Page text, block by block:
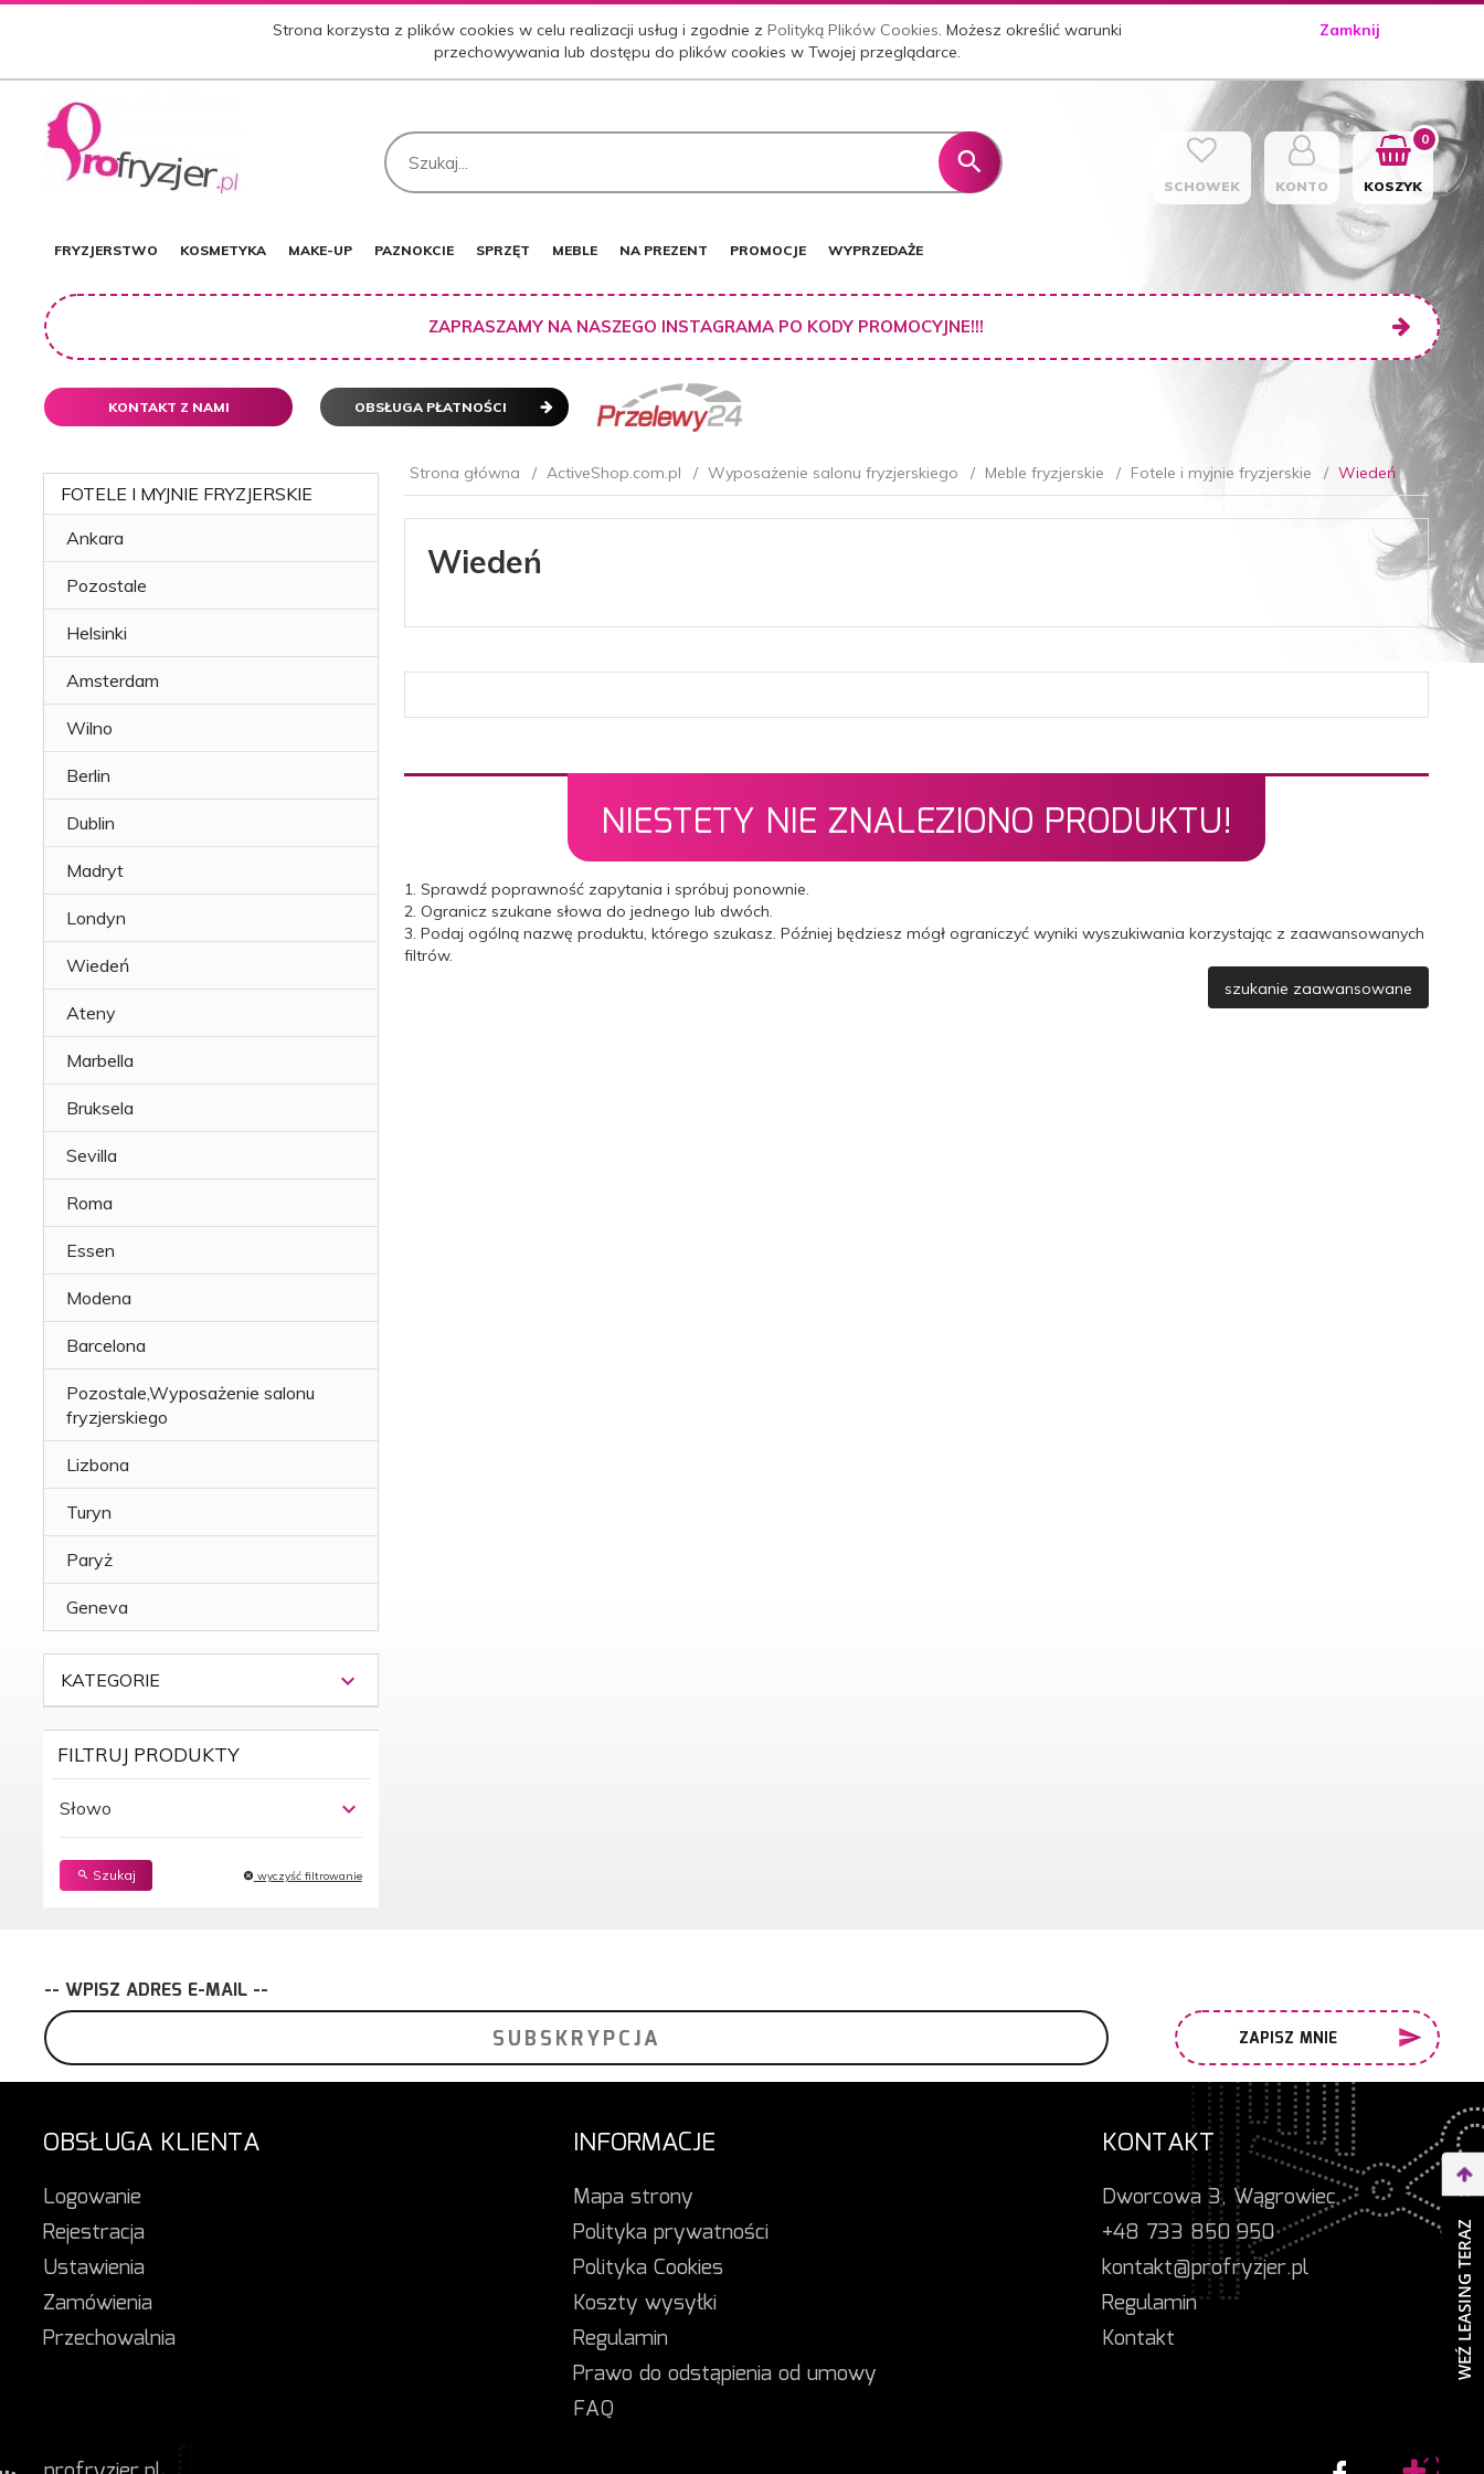
Strona korzysta z plików cookies w celu realizacji usług i zgodnie zPolityką Plików Cookies. Możesz określić warunki
przechowywania lub dostępu do plików cookies w Twojej przeglądarce.
Zamknij
SCHOWEK KONTO KOSZYK
0
FRYZJERSTWO KOSMETYKA MAKE-UP PAZNOKCIE SPRZĘT MEBLE NA PREZENT PROMOCJE WYPRZEDAŻE
ZAPRASZAMY NA NASZEGO INSTAGRAMA PO KODY PROMOCYJNE!!!
KONTAKT Z NAMI OBSŁUGA PŁATNOŚCI
FOTELE I MYJNIE FRYZJERSKIE
Ankara
Pozostale
Helsinki
Amsterdam
Wilno
Berlin
Dublin
Madryt
Londyn
Wiedeń
Ateny
Marbella
Bruksela
Sevilla
Roma
Essen
Modena
Barcelona
Pozostale,Wyposażenie salonu
fryzjerskiego
Lizbona
Turyn
Paryż
Geneva
KATEGORIE
FILTRUJ PRODUKTY
Słowo
Szukaj wyczyść filtrowanie
Strona główna ActiveShop.com.pl Wyposażenie salonu fryzjerskiego Meble fryzjerskie Fotele i myjnie fryzjerskie Wiedeń
Wiedeń
NIESTETY NIE ZNALEZIONO PRODUKTU!
1. Sprawdź poprawność zapytania i spróbuj ponownie.
2. Ogranicz szukane słowa do jednego lub dwóch.
3. Podaj ogólną nazwę produktu, którego szukasz. Później będziesz mógł ograniczyć wyniki wyszukiwania korzystając z zaawansowanych
filtrów.
szukanie zaawansowane
-- WPISZ ADRES E-MAIL --
ZAPISZ MNIE
OBSŁUGA KLIENTA
Logowanie
Rejestracja
Ustawienia
Zamówienia
Przechowalnia
INFORMACJE
Mapa strony
Polityka prywatności
Polityka Cookies
Koszty wysyłki
Regulamin
Prawo do odstąpienia od umowy
FAQ
KONTAKT
Dworcowa 3, Wągrowiec
+48 733 850 950
kontakt@profryzjer.pl
Regulamin
Kontakt
WEŹ LEASING TERAZ